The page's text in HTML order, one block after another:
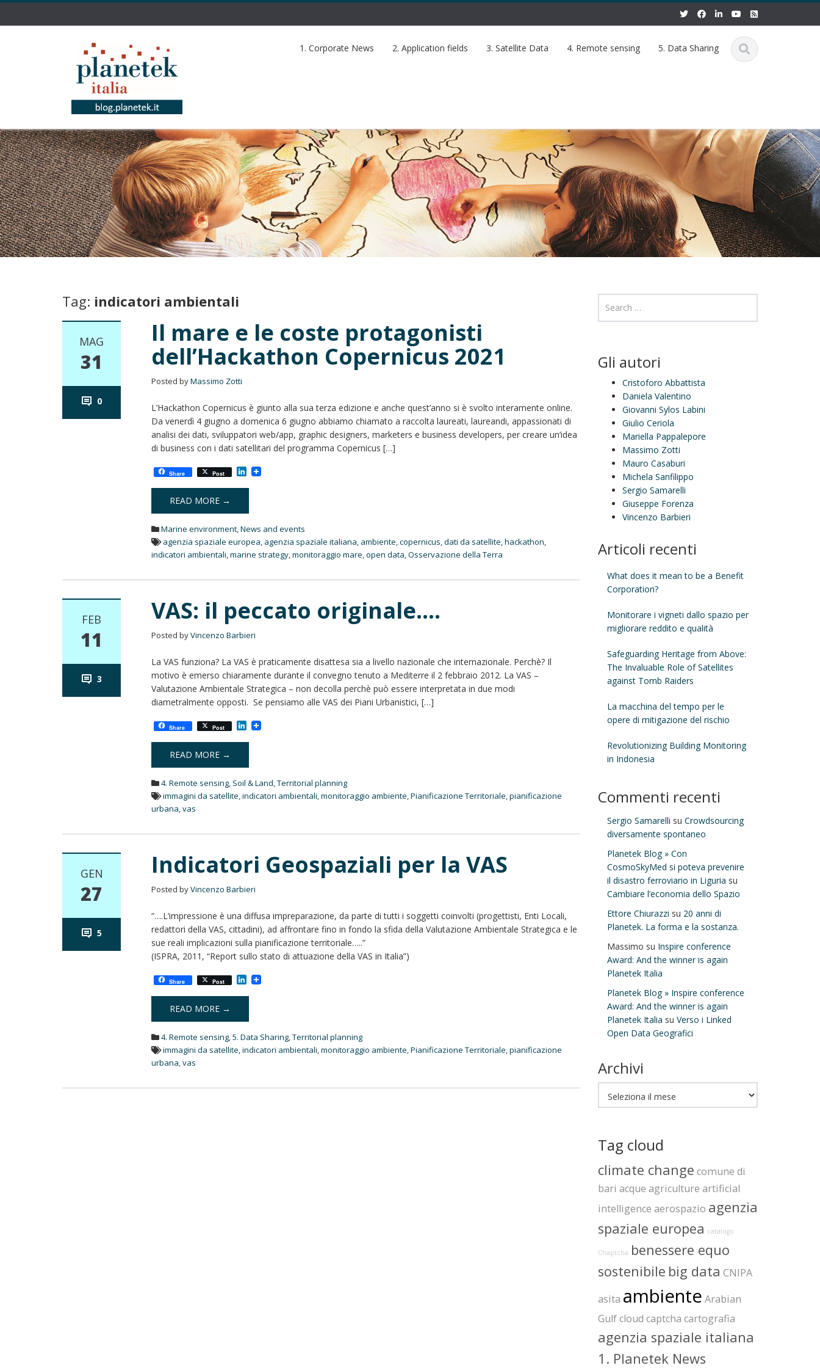
1. Corporate News 2. Application fields 3. Satellite Data 4. Remote sensing 5. Data Sharing
Tag: indicatori ambientali
MAG
31
0
Il mare e le coste protagonisti
dell’Hackathon Copernicus 2021
Posted byMassimo Zotti
L’Hackathon Copernicus è giunto alla sua terza edizione e anche quest’anno si è svolto interamente online.
Da venerdì 4 giugno a domenica 6 giugno abbiamo chiamato a raccolta laureati, laureandi, appassionati di
analisi dei dati, sviluppatori web/app, graphic designers, marketers e business developers, per creare un’idea
di business con i dati satellitari del programma Copernicus […]
Share Post L
n
e
I
n
READ MORE →
Marine environment,News and events
agenzia spaziale europea, agenzia spaziale italiana, ambiente,copernicus,dati da satellite,hackathon,
indicatori ambientali,marine strategy,monitoraggio mare,open data,Osservazione della Terra
FEB
11
3
VAS: il peccato originale….
Posted byVincenzo Barbieri
La VAS funziona? La VAS è praticamente disattesa sia a livello nazionale che internazionale. Perchè? Il
motivo è emerso chiaramente durante il convegno tenuto a Mediterre il 2 febbraio 2012. La VAS –
Valutazione Ambientale Strategica – non decolla perchè può essere interpretata in due modi
diametralmente opposti. Se pensiamo alle VAS dei Piani Urbanistici, […]
Share Post L
n
e
I
n
READ MORE →
4. Remote sensing, Soil & Land,Territorial planning
immagini da satellite,indicatori ambientali,monitoraggio ambiente,Pianificazione Territoriale,pianificazione
urbana,vas
GEN
27
5
Indicatori Geospaziali per la VAS
Posted byVincenzo Barbieri
“….L’impressione è una diffusa impreparazione, da parte di tutti i soggetti coinvolti (progettisti, Enti Locali,
redattori della VAS, cittadini), ad affrontare fino in fondo la sfida della Valutazione Ambientale Strategica e le
sue reali implicazioni sulla pianificazione territoriale…..”
(ISPRA, 2011, “Report sullo stato di attuazione della VAS in Italia”)
Share Post L
n
e
I
n
READ MORE →
4. Remote sensing,5. Data Sharing,Territorial planning
immagini da satellite,indicatori ambientali,monitoraggio ambiente,Pianificazione Territoriale,pianificazione
urbana,vas
Gli autori
Cristoforo Abbattista
Daniela Valentino
Giovanni Sylos Labini
Giulio Ceriola
Mariella Pappalepore
Massimo Zotti
Mauro Casaburi
Michela Sanfilippo
Sergio Samarelli
Giuseppe Forenza
Vincenzo Barbieri
Articoli recenti
What does it mean to be a Benefit
Corporation?
Monitorare i vigneti dallo spazio per
migliorare reddito e qualità
Safeguarding Heritage from Above:
The Invaluable Role of Satellites
against Tomb Raiders
La macchina del tempo per le
opere di mitigazione del rischio
Revolutionizing Building Monitoring
in Indonesia
Commenti recenti
Sergio Samarelli su Crowdsourcing
diversamente spontaneo
Planetek Blog » Con
CosmoSkyMed si poteva prevenire
il disastro ferroviario in Liguria su
Cambiare l’economia dello Spazio
Ettore Chiurazzi su 20 anni di
Planetek. La forma e la sostanza.
Massimo su Inspire conference
Award: And the winner is again
Planetek Italia
Planetek Blog » Inspire conference
Award: And the winner is again
Planetek Italia su Verso i Linked
Open Data Geografici
Archivi
Tag cloud
climate change comune di
bari acque agriculture artificial
intelligence aerospazio agenzia
spaziale europea catalogo
Chaptcha benessere equo
sostenibile big data CNIPA
asita ambiente Arabian
Gulf cloud captcha cartografia
agenzia spaziale italiana
1. Planetek News